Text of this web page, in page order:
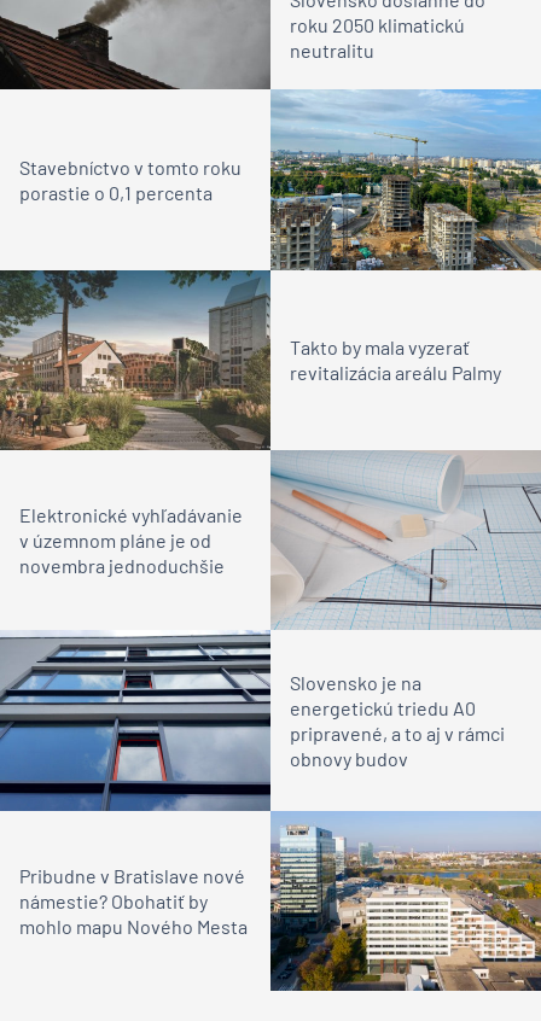
roku 2050 klimatickú
neutralitu
Stavebníctvo v tomto roku
porastie o 0,1 percenta
Takto by mala vyzerať
revitalizácia areálu Palmy
Elektronické vyhľadávanie
v územnom pláne je od
novembra jednoduchšie
Slovensko je na
energetickú triedu A0
pripravené, a to aj v rámci
obnovy budov
Pribudne v Bratislave nové
námestie? Obohatiť by
mohlo mapu Nového Mesta